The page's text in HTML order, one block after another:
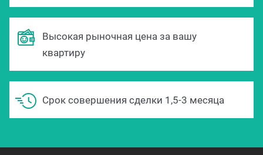
Высокая рыночная цена за вашу
квартиру
Срок совершения сделки 1,5-3 месяца